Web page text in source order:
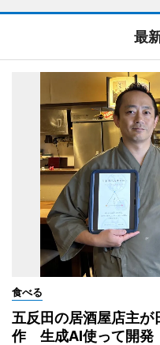
最
食べる
五反田の居酒屋店主が
作 生成AI使って開発